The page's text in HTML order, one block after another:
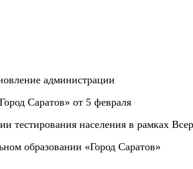
администрации
Саратов» от 5 февраля
тестирования населения в рамках
образовании «Город Саратов»